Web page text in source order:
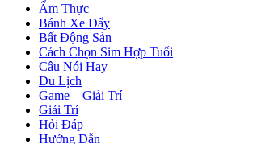
Ẩm Thực
Bánh Xe Đẩy
Bất Động Sản
Cách Chọn Sim Hợp Tuổi
Câu Nói Hay
Du Lịch
Game – Giải Trí
Giải Trí
Hỏi Đáp
Hướng Dẫn